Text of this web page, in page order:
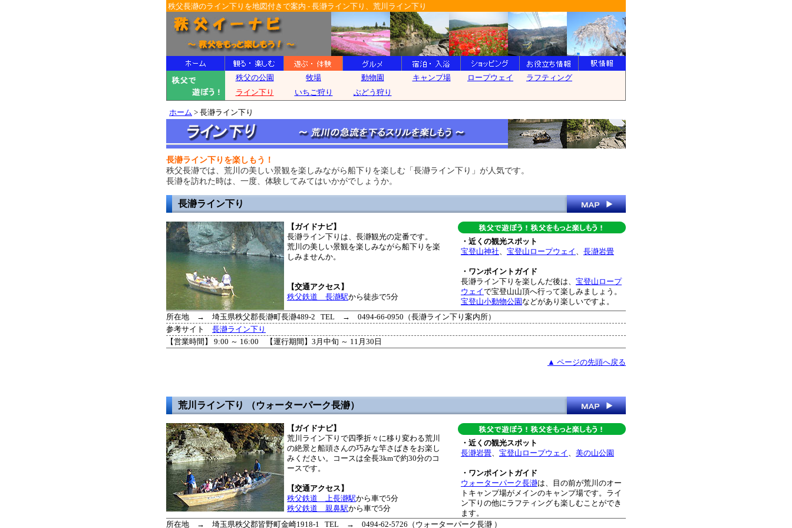
秩父長瀞のライン下りを地図付きで案内 - 長瀞ライン下り、荒川ライン下り
ホーム > 長瀞ライン下り
長瀞ライン下りを楽しもう！
秩父長瀞では、荒川の美しい景観を楽しみながら船下りを楽しむ「長瀞ライン下り」が人気です。
長瀞を訪れた時は、一度、体験してみてはいかがでしょうか。
長瀞ライン下り
【ガイドナビ】
長瀞ライン下りは、長瀞観光の定番です。
荒川の美しい景観を楽しみながら船下りを楽
しみませんか。
【交通アクセス】
秩父鉄道 長瀞駅から徒歩で5分
・近くの観光スポット
宝登山神社、 宝登山ロープウェイ 、 長瀞岩畳
・ワンポイントガイド
長瀞ライン下りを楽しんだ後は、 宝登山ロープ
ウェイで宝登山山頂へ行って楽しみましょう。
宝登山小動物公園などがあり楽しいですよ。
所在地 → 埼玉県秩父郡長瀞町長瀞489-2 TEL → 0494-66-0950（長瀞ライン下り案内所）
参考サイト 長瀞ライン下り
【営業時間】 9:00 ～ 16:00 【運行期間】3月中旬 ～ 11月30日
▲ ページの先頭へ戻る
荒川ライン下り （ウォーターパーク長瀞）
【ガイドナビ】
荒川ライン下りで四季折々に移り変わる荒川
の絶景と船頭さんの巧みな竿さばきをお楽し
みください。コースは全長3kmで約30分のコ
ースです。
【交通アクセス】
秩父鉄道 上長瀞駅から車で5分
秩父鉄道 親鼻駅から車で5分
・近くの観光スポット
長瀞岩畳、 宝登山ロープウェイ 、 美の山公園
・ワンポイントガイド
ウォーターパーク長瀞は、目の前が荒川のオー
トキャンプ場がメインのキャンプ場です。ライ
ン下りの他にラフティングも楽しむことができ
ます。
所在地 → 埼玉県秩父郡皆野町金崎1918-1 TEL → 0494-62-5726（ウォーターパーク長瀞 ）